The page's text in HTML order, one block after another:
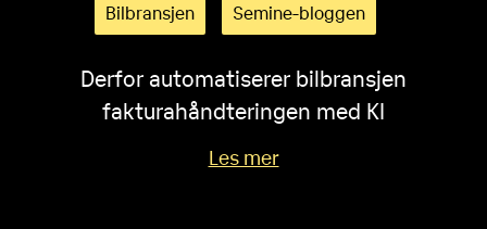
Bilbransjen Semine-bloggen
Derfor automatiserer bilbransjen
fakturahåndteringen med KI
Les mer